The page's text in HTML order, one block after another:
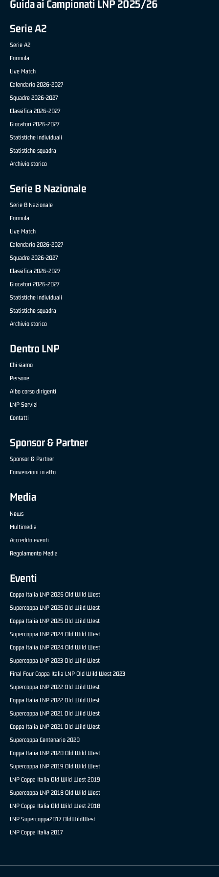
Guida ai Campionati LNP 2025/26
Serie A2
Serie A2
Formula
Live Match
Calendario 2026-2027
Squadre 2026-2027
Classifica 2026-2027
Giocatori 2026-2027
Statistiche individuali
Statistiche squadra
Archivio storico
Serie B Nazionale
Serie B Nazionale
Formula
Live Match
Calendario 2026-2027
Squadre 2026-2027
Classifica 2026-2027
Giocatori 2026-2027
Statistiche individuali
Statistiche squadra
Archivio storico
Dentro LNP
Chi siamo
Persone
Albo corso dirigenti
LNP Servizi
Contatti
Sponsor & Partner
Sponsor & Partner
Convenzioni in atto
Media
News
Multimedia
Accredito eventi
Regolamento Media
Eventi
Coppa Italia LNP 2026 Old Wild West
Supercoppa LNP 2025 Old Wild West
Coppa Italia LNP 2025 Old Wild West
Supercoppa LNP 2024 Old Wild West
Coppa Italia LNP 2024 Old Wild West
Supercoppa LNP 2023 Old Wild West
Final Four Coppa Italia LNP Old Wild West 2023
Supercoppa LNP 2022 Old Wild West
Coppa Italia LNP 2022 Old Wild West
Supercoppa LNP 2021 Old Wild West
Coppa Italia LNP 2021 Old Wild West
Supercoppa Centenario 2020
Coppa Italia LNP 2020 Old Wild West
Supercoppa LNP 2019 Old Wild West
LNP Coppa Italia Old Wild West 2019
Supercoppa LNP 2018 Old Wild West
LNP Coppa Italia Old Wild West 2018
LNP Supercoppa2017 OldWildWest
LNP Coppa Italia 2017